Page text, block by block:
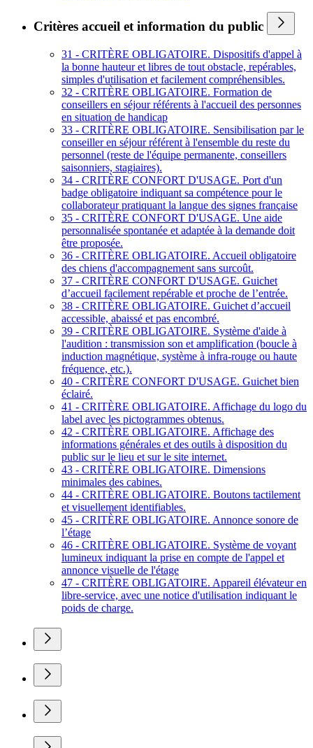
Critères accueil et information du public
31 - CRITÈRE OBLIGATOIRE. Dispositifs d'appel à
la bonne hauteur et libres de tout obstacle, repérables,
simples d'utilisation et facilement compréhensibles.
32 - CRITÈRE OBLIGATOIRE. Formation de
conseillers en séjour référents à l'accueil des personnes
en situation de handicap
33 - CRITÈRE OBLIGATOIRE. Sensibilisation par le
conseiller en séjour référent à l'ensemble du reste du
personnel (reste de l'équipe permanente, conseillers
saisonniers, stagiaires).
34 - CRITÈRE CONFORT D'USAGE. Port d'un
badge obligatoire indiquant sa compétence pour le
collaborateur pratiquant la langue des signes française
35 - CRITÈRE CONFORT D'USAGE. Une aide
personnalisée spontanée et adaptée à la demande doit
être proposée.
36 - CRITÈRE OBLIGATOIRE. Accueil obligatoire
des chiens d'accompagnement sans surcoût.
37 - CRITÈRE CONFORT D'USAGE. Guichet
d’accueil facilement repérable et proche de l’entrée.
38 - CRITÈRE OBLIGATOIRE. Guichet d’accueil
accessible, abaissé et pas encombré.
39 - CRITÈRE OBLIGATOIRE. Système d'aide à
l'audition : transmission son et amplification (boucle à
induction magnétique, système à infra-rouge ou haute
fréquence, etc.).
40 - CRITÈRE CONFORT D'USAGE. Guichet bien
éclairé.
41 - CRITÈRE OBLIGATOIRE. Affichage du logo du
label avec les pictogrammes obtenus.
42 - CRITÈRE OBLIGATOIRE. Affichage des
informations générales et des outils à disposition du
public sur le lieu et sur le site internet.
43 - CRITÈRE OBLIGATOIRE. Dimensions
minimales des cabines.
44 - CRITÈRE OBLIGATOIRE. Boutons tactilement
et visuellement identifiables.
45 - CRITÈRE OBLIGATOIRE. Annonce sonore de
l’étage
46 - CRITÈRE OBLIGATOIRE. Système de voyant
lumineux indiquant la prise en compte de l'appel et
annonce visuelle de l'étage
47 - CRITÈRE OBLIGATOIRE. Appareil élévateur en
libre-service, avec une notice d'utilisation indiquant le
poids de charge.